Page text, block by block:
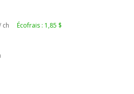
ch Écofrais : 1,85 $